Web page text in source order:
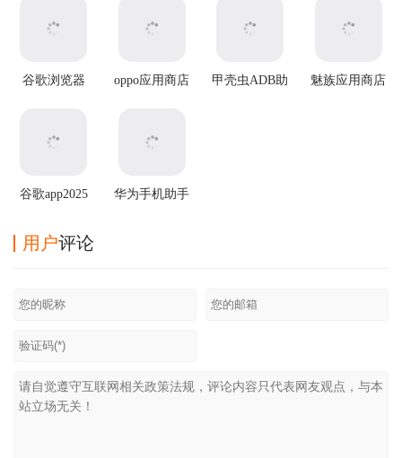
谷歌浏览器
oppo应用商店
甲壳虫ADB助
魅族应用商店
谷歌app2025
华为手机助手
用户评论